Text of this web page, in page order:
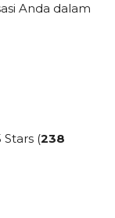
Anda dalam
(238